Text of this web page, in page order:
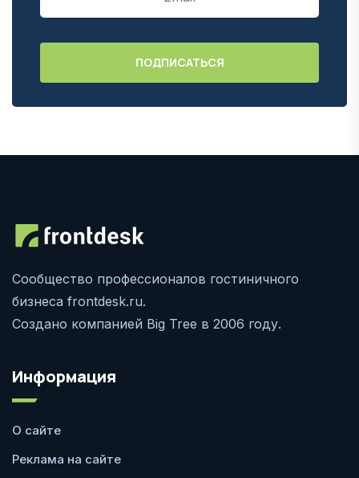
Сообщество профессионалов гостиничного
бизнеса frontdesk.ru.
Создано компанией Big Tree в 2006 году.
Информация
О сайте
Реклама на сайте